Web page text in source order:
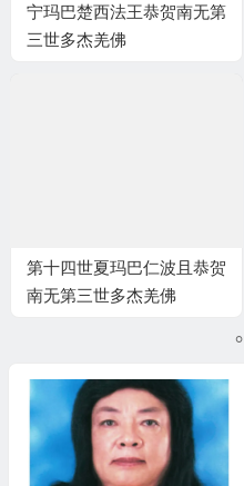
宁玛巴楚西法王恭贺南无第
三世多杰羌佛
第十四世夏玛巴仁波且恭贺
南无第三世多杰羌佛